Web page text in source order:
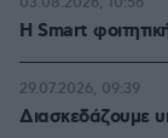
Η Smart
Διασκεδάζουμε
29.07.2026, 09:39